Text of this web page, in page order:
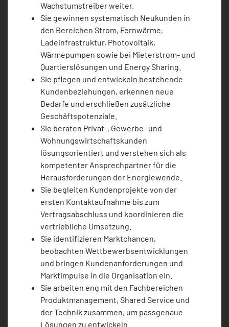
Wachstumstreiber weiter.
Sie gewinnen systematisch Neukunden in
den Bereichen Strom, Fernwärme,
Ladeinfrastruktur, Photovoltaik,
Wärmepumpen sowie bei Mieterstrom- und
Quartierslösungen und Energy Sharing.
Sie pflegen und entwickeln bestehende
Kundenbeziehungen, erkennen neue
Bedarfe und erschließen zusätzliche
Geschäftspotenziale.
Sie beraten Privat-, Gewerbe- und
Wohnungswirtschaftskunden
lösungsorientiert und verstehen sich als
kompetenter Ansprechpartner für die
Herausforderungen der Energiewende.
Sie begleiten Kundenprojekte von der
ersten Kontaktaufnahme bis zum
Vertragsabschluss und koordinieren die
vertriebliche Umsetzung.
Sie identifizieren Marktchancen,
beobachten Wettbewerbsentwicklungen
und bringen Kundenanforderungen und
Marktimpulse in die Organisation ein.
Sie arbeiten eng mit den Fachbereichen
Produktmanagement, Shared Service und
der Technik zusammen, um passgenaue
Lösungen zu entwickeln.